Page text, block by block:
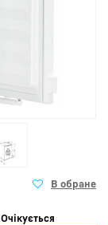
Очікується